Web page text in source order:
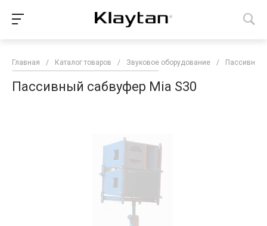
Главная / Каталог товаров / Звуковое оборудование / Пассивные
Пассивный сабвуфер Mia S30